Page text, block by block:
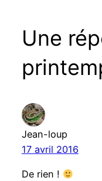
Une
Jean-loup
17 avril 2016
De rien !